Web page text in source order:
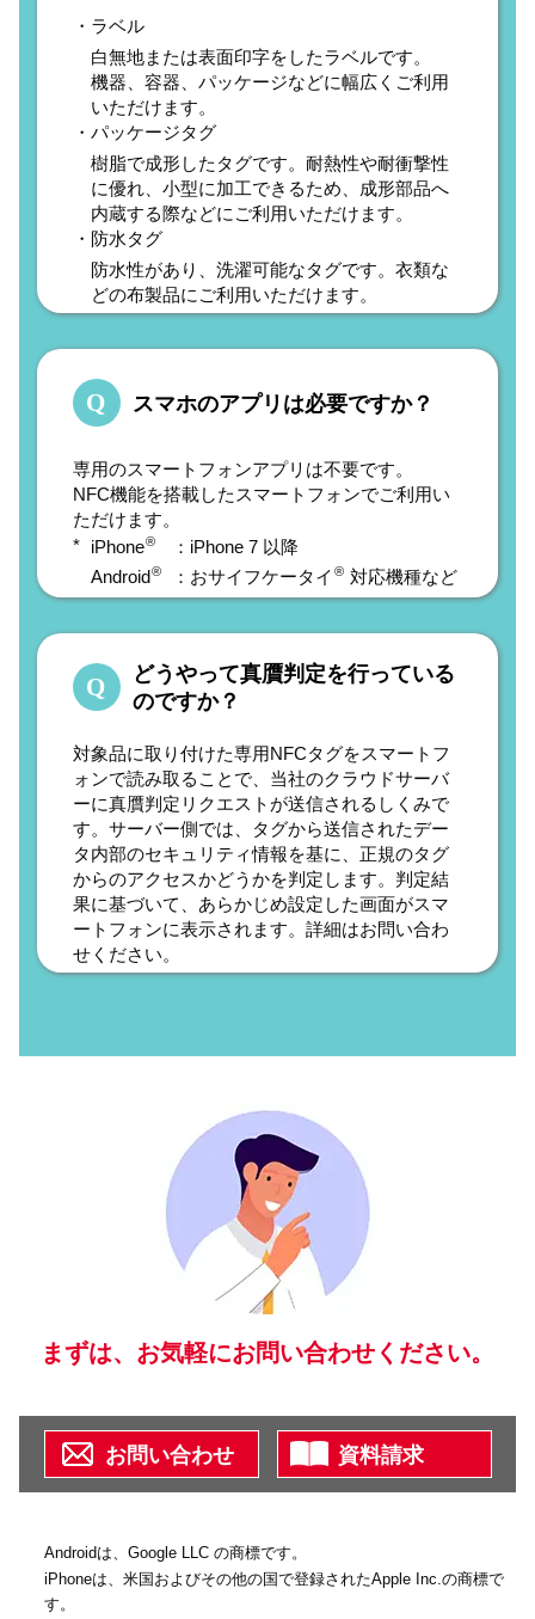
ラベル
白無地または表面印字をしたラベルです。
機器、容器、パッケージなどに幅広くご利用
いただけます。
パッケージタグ
樹脂で成形したタグです。耐熱性や耐衝撃性
に優れ、小型に加工できるため、
成形部品へ
内蔵する際などにご利用いただけます。
防水タグ
防水性があり、洗濯可能なタグです。衣類な
どの布製品にご利用いただけます。
スマホのアプリは必要ですか？
専用のスマートフォンアプリは不要です。
NFC機能を搭載したスマートフォンでご利用い
ただけます。
* iPhone®
：iPhone 7 以降
Android® ：おサイフケータイ ® 対応機種など
どうやって真贋判定を行っている
のですか？
対象品に取り付けた専用NFCタグをスマートフ
ォンで読み取ることで、当社のクラウドサーバ
ーに真贋判定リクエストが送信されるしくみで
す。サーバー側では、タグから送信されたデー
タ内部のセキュリティ情報を基に、正規のタグ
からのアクセスかどうかを判定します。判定結
果に基づいて、あらかじめ設定した画面がスマ
ートフォンに表示されます。詳細はお問い合わ
せください。
まずは、お気軽にお問い合わせください。
お問い合わせ 資料請求
Androidは、Google LLC の商標です。
iPhoneは、米国およびその他の国で登録されたApple Inc.の商標で
す。